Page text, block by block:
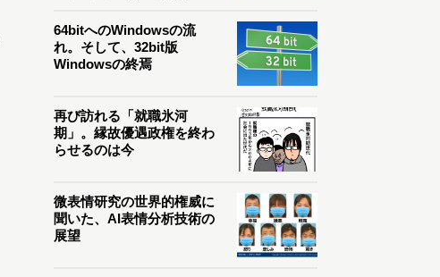
64bitへのWindowsの流
れ。そして、32bit版
Windowsの終焉
再び訪れる「就職氷河
期」。縁故優遇政権を終わ
らせるのは今
微表情研究の世界的権威に
聞いた、AI表情分析技術の
展望